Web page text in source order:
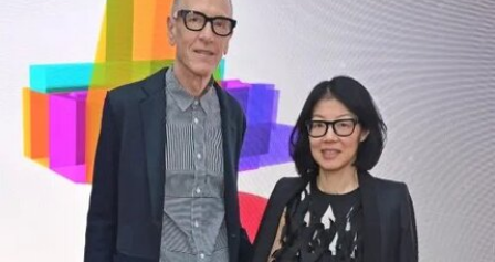
其中，美国国家历史博物馆已成为特朗普持续抨击
的主要目标。在本月初发布的一份长达162页的报
告中，政府指责博物馆馆长安西娅·M·哈蒂格
（Anthea M. Hartig）在展览中传播“激进的行动主
义意识形态”。
根据这一行政令，新的指示牌将告知参观者，博物
馆现有展览“应予以改造”，以符合政府近期发布的
题为《拯救美国的故事：史密森尼学会美国国家历